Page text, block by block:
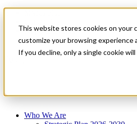
This website stores cookies on your
customize your browsing experience
If you decline, only a single cookie
News & Events
Get Started
Who We Are